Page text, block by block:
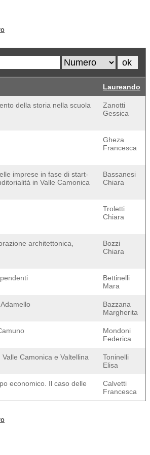
Laureando
della storia nella scuola
Zanotti
Gessica
Gheza
Francesca
imprese in fase di start-
in Valle Camonica
Bassanesi
Chiara
Troletti
Chiara
architettonica,
Bozzi
Chiara
Bettinelli
Mara
Bazzana
Margherita
Mondoni
Federica
Camonica e Valtellina
Toninelli
Elisa
economico. Il caso delle
Calvetti
Francesca